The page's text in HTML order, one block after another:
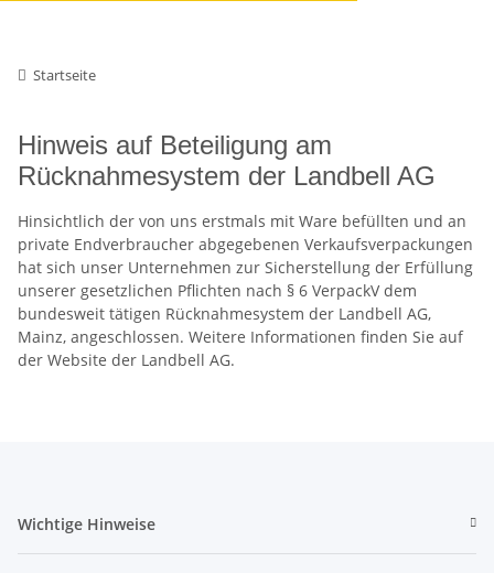
Startseite
Hinweis auf Beteiligung am
Rücknahmesystem der Landbell AG
Hinsichtlich der von uns erstmals mit Ware befüllten und an
private Endverbraucher abgegebenen Verkaufsverpackungen
hat sich unser Unternehmen zur Sicherstellung der Erfüllung
unserer gesetzlichen Pflichten nach § 6 VerpackV dem
bundesweit tätigen Rücknahmesystem der Landbell AG,
Mainz, angeschlossen. Weitere Informationen finden Sie auf
der Website der Landbell AG.
Wichtige Hinweise